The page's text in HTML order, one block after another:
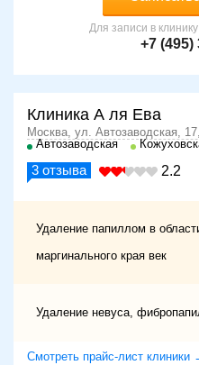
Для записи в
+7 (495)
Клиника А ля Ева
Москва, ул. Автозаводская,
Автозаводская
3 отзыва 2.2
Удаление папиллом в
маргинального края век
Удаление невуса,
Смотреть прайс-лист клиники